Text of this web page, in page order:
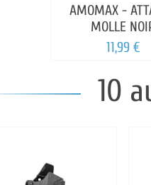
AMOMAX -
MOLLE
11,99 €
10